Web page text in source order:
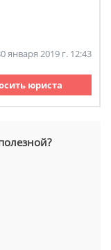
января 2019 г. 12:43
юриста